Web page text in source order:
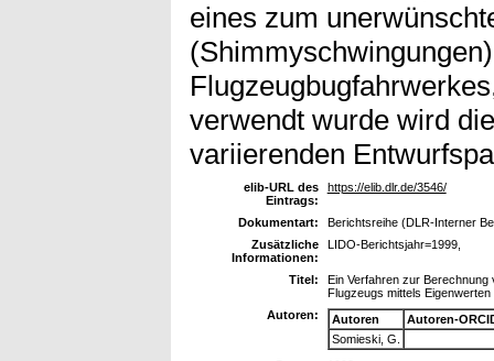
eines zum
verwendt wurde wird
variierenden
elib-URL des
Eintrags:
https://elib.dlr.de/3546/
Dokumentart:
Berichtsreihe (DLR-Interner
Zusätzliche
Informationen:
LIDO-Berichtsjahr=1999,
Titel:
Ein Verfahren zur
Flugzeugs mittels Eigenwerten
Autoren:
Autoren
Autoren-
Somieski, G.